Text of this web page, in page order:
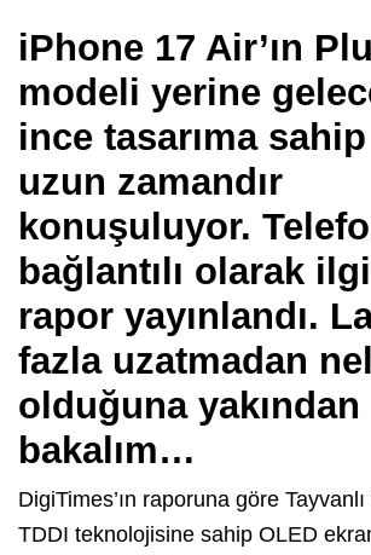
iPhone 17 Air’ın
modeli yerine
ince tasarıma
uzun zamandır
konuşuluyor.
bağlantılı olarak
rapor yayınlandı.
fazla uzatmadan
olduğuna yakından
bakalım…
DigiTimes’ın raporuna göre
TDDI teknolojisine sahip OLED